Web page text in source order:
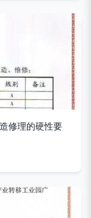
修理的硬性要